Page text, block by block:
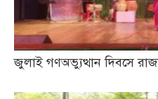
জুলাই গণঅভ্যুত্থান দিবসে